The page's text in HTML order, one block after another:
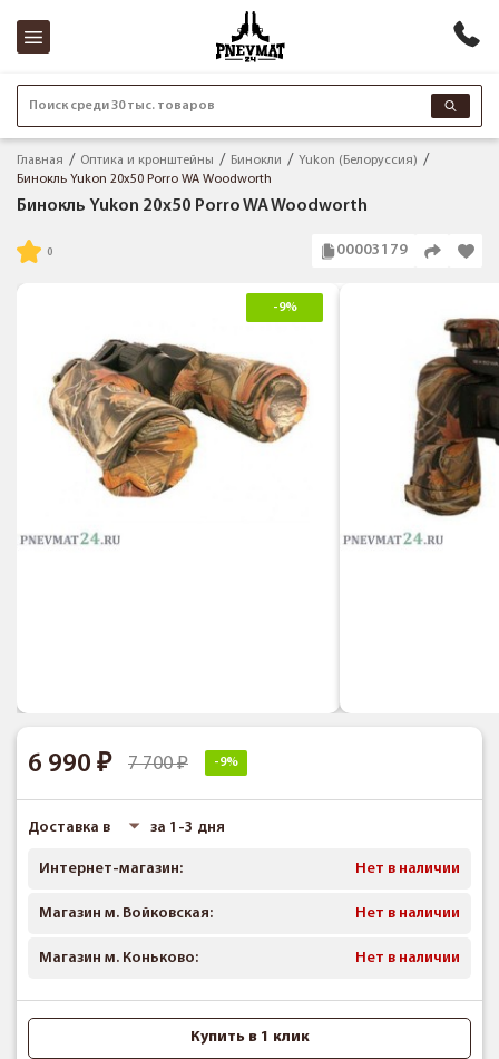
Поиск среди 30 тыс. товаров
Главная Оптика и кронштейны Бинокли
Yukon (Белоруссия)
Бинокль Yukon 20x50 Porro WA Woodworth
Бинокль Yukon 20x50 Porro WA Woodworth
00003179
-9%
6 990 7 700 -9%
Доставка в за 1-3 дня
Интернет-магазин: Нет в наличии
Магазин м. Войковская: Нет в наличии
Магазин м. Коньково: Нет в наличии
Купить в 1 клик